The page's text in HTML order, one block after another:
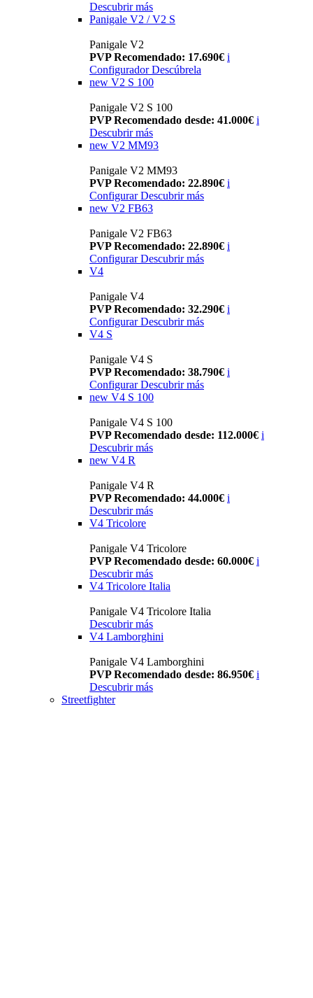
Descubrir más
Panigale V2 / V2 S
Panigale V2
PVP Recomendado: 17.690€ i
Configurador Descúbrela
new V2 S 100
Panigale V2 S 100
PVP Recomendado desde: 41.000€ i
Descubrir más
new V2 MM93
Panigale V2 MM93
PVP Recomendado: 22.890€ i
Configurar Descubrir más
new V2 FB63
Panigale V2 FB63
PVP Recomendado: 22.890€ i
Configurar Descubrir más
V4
Panigale V4
PVP Recomendado: 32.290€ i
Configurar Descubrir más
V4 S
Panigale V4 S
PVP Recomendado: 38.790€ i
Configurar Descubrir más
new V4 S 100
Panigale V4 S 100
PVP Recomendado desde: 112.000€ i
Descubrir más
new V4 R
Panigale V4 R
PVP Recomendado: 44.000€ i
Descubrir más
V4 Tricolore
Panigale V4 Tricolore
PVP Recomendado desde: 60.000€ i
Descubrir más
V4 Tricolore Italia
Panigale V4 Tricolore Italia
Descubrir más
V4 Lamborghini
Panigale V4 Lamborghini
PVP Recomendado desde: 86.950€ i
Descubrir más
Streetfighter